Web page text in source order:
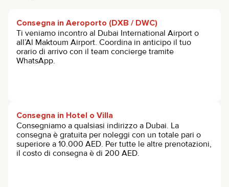
Consegna in Aeroporto (DXB / DWC)
Ti veniamo incontro al Dubai International Airport o
all’Al Maktoum Airport. Coordina in anticipo il tuo
orario di arrivo con il team concierge tramite
WhatsApp.
Consegna in Hotel o Villa
Consegniamo a qualsiasi indirizzo a Dubai. La
consegna è gratuita per noleggi con un totale pari o
superiore a 10.000 AED. Per tutte le altre prenotazioni,
il costo di consegna è di 200 AED.